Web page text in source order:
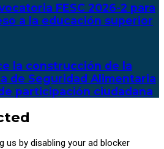
FESC 2026-2 para
a la educación superior
la construcción de la
de Seguridad Alimentaria
participación ciudadana
us by disabling your ad blocker